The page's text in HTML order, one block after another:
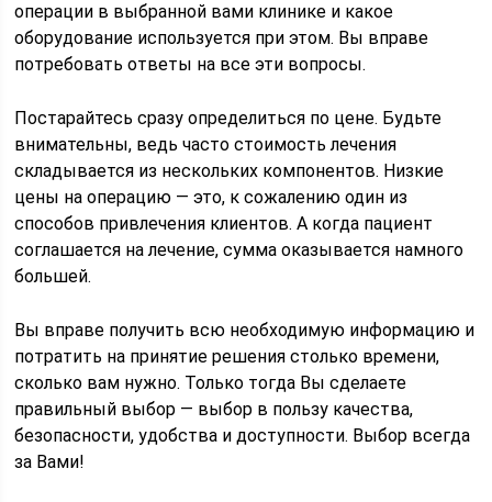
операции в выбранной вами клинике и какое
оборудование используется при этом. Вы вправе
потребовать ответы на все эти вопросы.
Постарайтесь сразу определиться по цене. Будьте
внимательны, ведь часто стоимость лечения
складывается из нескольких компонентов. Низкие
цены на операцию — это, к сожалению один из
способов привлечения клиентов. А когда пациент
соглашается на лечение, сумма оказывается намного
большей.
Вы вправе получить всю необходимую информацию и
потратить на принятие решения столько времени,
сколько вам нужно. Только тогда Вы сделаете
правильный выбор — выбор в пользу качества,
безопасности, удобства и доступности. Выбор всегда
за Вами!